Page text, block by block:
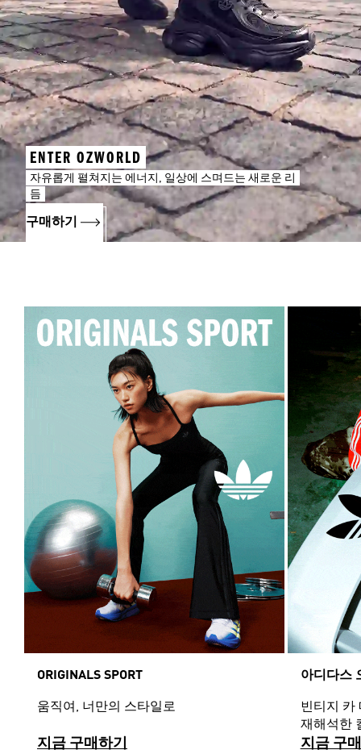
ENTER OZWORLD
자유롭게 펼쳐지는 에너지, 일상에 스며드는 새로운 리
듬
구매하기
ORIGINALS SPORT
움직여, 너만의 스타일로
지금 구매하기
아디다스
빈티지 카
재해석한
지금 구